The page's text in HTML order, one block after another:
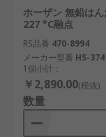
ホーザン 無鉛は
227 °C融点
RS品番 470-8994
メーカー型番 HS-374
1個小計：
￥2,890.00(税抜)
数量